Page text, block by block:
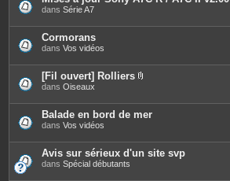
dans Série A7
Cormorans
dans Vos vidéos
[Fil ouvert] Rolliers
è
c
j
o
i
t
dans Oiseaux
Balade en bord de mer
dans Vos vidéos
Avis sur sérieux d'un site svp
dans Spécial débutants